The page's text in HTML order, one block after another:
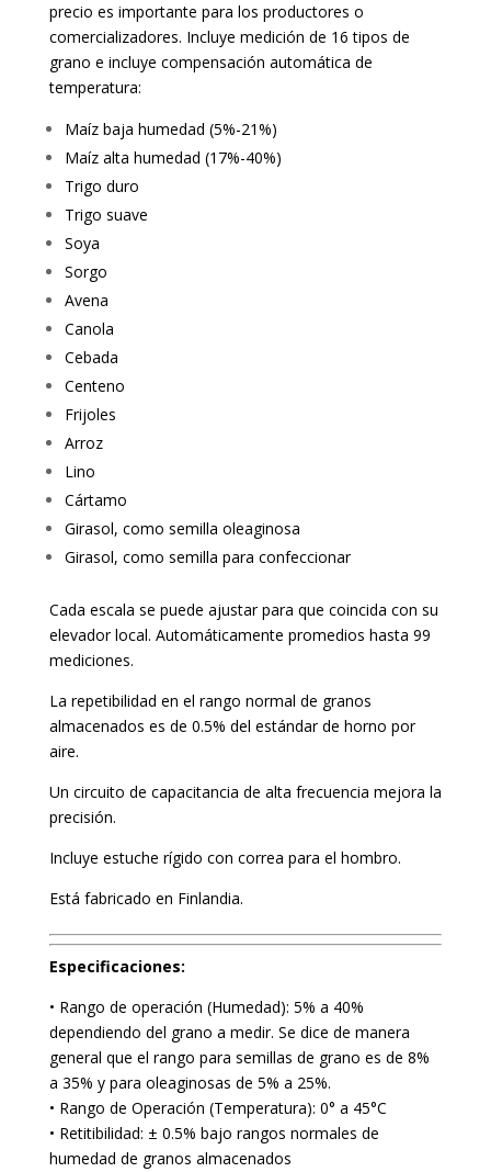
precio es importante para los productores o
comercializadores. Incluye medición de 16 tipos de
grano e incluye compensación automática de
temperatura:
Maíz baja humedad (5%-21%)
Maíz alta humedad (17%-40%)
Trigo duro
Trigo suave
Soya
Sorgo
Avena
Canola
Cebada
Centeno
Frijoles
Arroz
Lino
Cártamo
Girasol, como semilla oleaginosa
Girasol, como semilla para confeccionar
Cada escala se puede ajustar para que coincida con su
elevador local. Automáticamente promedios hasta 99
mediciones.
La repetibilidad en el rango normal de granos
almacenados es de 0.5% del estándar de horno por
aire.
Un circuito de capacitancia de alta frecuencia mejora la
precisión.
Incluye estuche rígido con correa para el hombro.
Está fabricado en Finlandia.
Especificaciones:
• Rango de operación (Humedad): 5% a 40%
dependiendo del grano a medir. Se dice de manera
general que el rango para semillas de grano es de 8%
a 35% y para oleaginosas de 5% a 25%.
• Rango de Operación (Temperatura): 0° a 45°C
• Retitibilidad: ± 0.5% bajo rangos normales de
humedad de granos almacenados